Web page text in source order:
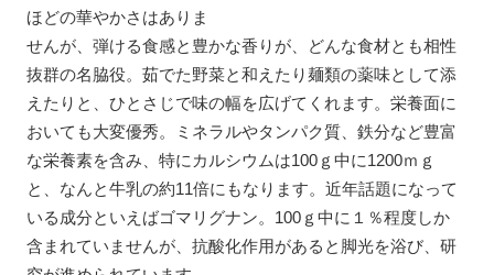
ほどの華やかさはありま
せんが、弾ける食感と豊かな香りが、どんな食材とも相性
抜群の名脇役。茹でた野菜と和えたり麺類の薬味として添
えたりと、ひとさじで味の幅を広げてくれます。栄養面に
おいても大変優秀。ミネラルやタンパク質、鉄分など豊富
な栄養素を含み、特にカルシウムは100ｇ中に1200ｍｇ
と、なんと牛乳の約11倍にもなります。近年話題になって
いる成分といえばゴマリグナン。100ｇ中に１％程度しか
含まれていませんが、抗酸化作用があると脚光を浴び、研